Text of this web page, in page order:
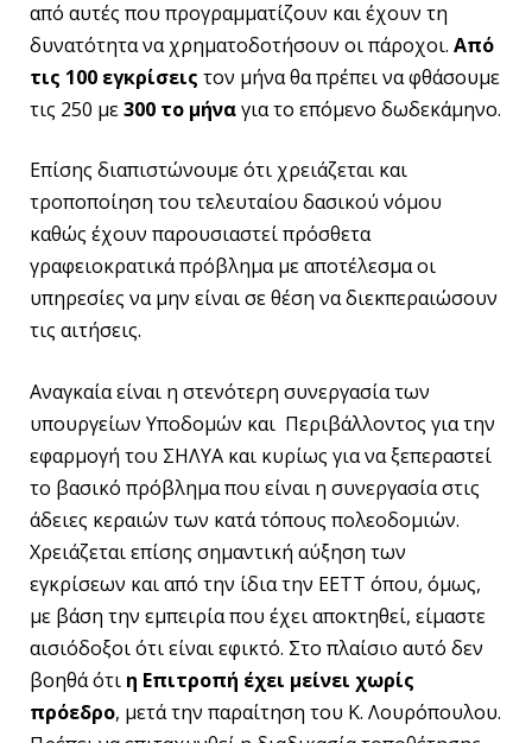
από αυτές που προγραμματίζουν και έχουν τη
δυνατότητα να χρηματοδοτήσουν οι πάροχοι. Από
τις 100 εγκρίσεις τον μήνα θα πρέπει να φθάσουμε
τις 250 με300 το μήναγια το επόμενο δωδεκάμηνο.
Επίσης διαπιστώνουμε ότι χρειάζεται και
τροποποίηση του τελευταίου δασικού νόμου
καθώς έχουν παρουσιαστεί πρόσθετα
γραφειοκρατικά πρόβλημα με αποτέλεσμα οι
υπηρεσίες να μην είναι σε θέση να διεκπεραιώσουν
τις αιτήσεις.
Αναγκαία είναι η στενότερη συνεργασία των
υπουργείων Υποδομών και Περιβάλλοντος για την
εφαρμογή του ΣΗΛΥΑ και κυρίως για να ξεπεραστεί
το βασικό πρόβλημα που είναι η συνεργασία στις
άδειες κεραιών των κατά τόπους πολεοδομιών.
Χρειάζεται επίσης σημαντική αύξηση των
εγκρίσεων και από την ίδια την ΕΕΤΤ όπου, όμως,
με βάση την εμπειρία που έχει αποκτηθεί, είμαστε
αισιόδοξοι ότι είναι εφικτό. Στο πλαίσιο αυτό δεν
βοηθά ότι η Επιτροπή έχει μείνει χωρίς
πρόεδρο, μετά την παραίτηση του Κ. Λουρόπουλου.